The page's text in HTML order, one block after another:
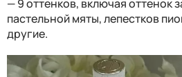
— 9 оттенков, включая оттенок
пастельной мяты, лепестков
другие.